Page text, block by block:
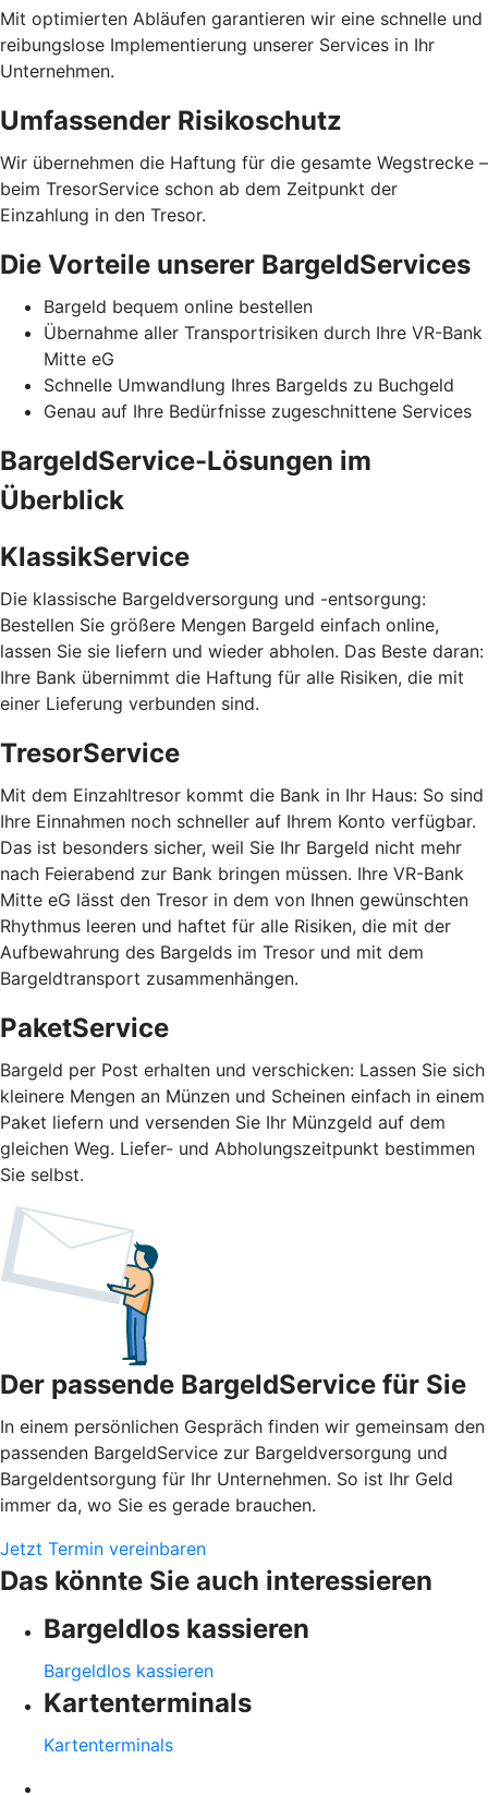
Mit optimierten Abläufen garantieren wir eine schnelle und
reibungslose Implementierung unserer Services in Ihr
Unternehmen.
Umfassender Risikoschutz
Wir übernehmen die Haftung für die gesamte Wegstrecke –
beim TresorService schon ab dem Zeitpunkt der
Einzahlung in den Tresor.
Die Vorteile unserer BargeldServices
Bargeld bequem online bestellen
Übernahme aller Transportrisiken durch Ihre VR-Bank
Mitte eG
Schnelle Umwandlung Ihres Bargelds zu Buchgeld
Genau auf Ihre Bedürfnisse zugeschnittene Services
BargeldService-Lösungen im
Überblick
KlassikService
Die klassische Bargeldversorgung und -entsorgung:
Bestellen Sie größere Mengen Bargeld einfach online,
lassen Sie sie liefern und wieder abholen. Das Beste daran:
Ihre Bank übernimmt die Haftung für alle Risiken, die mit
einer Lieferung verbunden sind.
TresorService
Mit dem Einzahltresor kommt die Bank in Ihr Haus: So sind
Ihre Einnahmen noch schneller auf Ihrem Konto verfügbar.
Das ist besonders sicher, weil Sie Ihr Bargeld nicht mehr
nach Feierabend zur Bank bringen müssen. Ihre VR-Bank
Mitte eG lässt den Tresor in dem von Ihnen gewünschten
Rhythmus leeren und haftet für alle Risiken, die mit der
Aufbewahrung des Bargelds im Tresor und mit dem
Bargeldtransport zusammenhängen.
PaketService
Bargeld per Post erhalten und verschicken: Lassen Sie sich
kleinere Mengen an Münzen und Scheinen einfach in einem
Paket liefern und versenden Sie Ihr Münzgeld auf dem
gleichen Weg. Liefer- und Abholungszeitpunkt bestimmen
Sie selbst.
Der passende BargeldService für Sie
In einem persönlichen Gespräch finden wir gemeinsam den
passenden BargeldService zur Bargeldversorgung und
Bargeldentsorgung für Ihr Unternehmen. So ist Ihr Geld
immer da, wo Sie es gerade brauchen.
Jetzt Termin vereinbaren
Das könnte Sie auch interessieren
Bargeldlos kassieren
Bargeldlos kassieren
Kartenterminals
Kartenterminals